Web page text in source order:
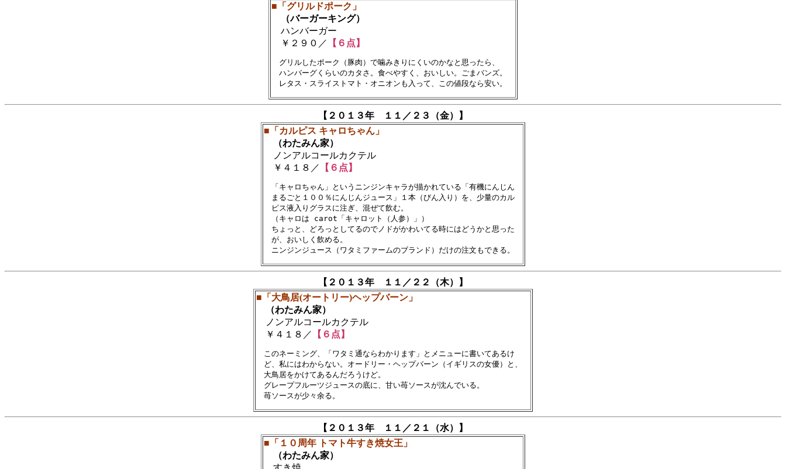
■「グリルドポーク」
（バーガーキング）
ハンバーガー
￥２９０／
【６点】
グリルしたポーク（豚肉）で噛みきりにくいのかなと思ったら、
ハンバーグくらいのカタさ。食べやすく、おいしい。ごまバンズ。
【２０１３年 １１／２３（金）】
■「カルピス キャロちゃん」
（わたみん家）
ノンアルコールカクテル
￥４１８／
【６点】
「キャロちゃん」というニンジンキャラが描かれている「有機にんじん
まるごと１００％にんじんジュース」１本（びん入り）を、少量のカル
ピス液入りグラスに注ぎ、混ぜて飲む。
（キャロは carot「キャロット（人参）」）
ちょっと、どろっとしてるのでノドがかわいてる時にはどうかと思った
が、おいしく飲める。
【２０１３年 １１／２２（木）】
■「大鳥居(オートリー)ヘップバーン」
（わたみん家）
ノンアルコールカクテル
￥４１８／
【６点】
このネーミング、「ワタミ通ならわかります」とメニューに書いてあるけ
ど、私にはわからない。オードリー・ヘップバーン（イギリスの女優）と、
大鳥居をかけてあるんだろうけど。
グレープフルーツジュースの底に、甘い苺ソースが沈んでいる。
【２０１３年 １１／２１（水）】
■「１０周年 トマト牛すき焼女王」
（わたみん家）